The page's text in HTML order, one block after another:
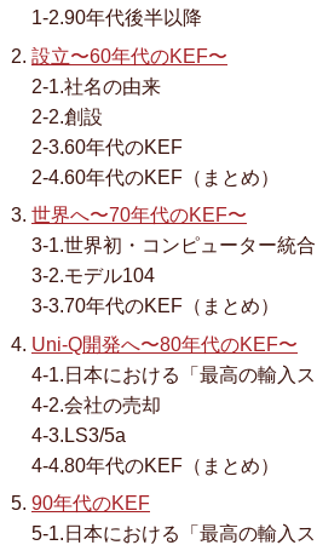
1-2.90年代後半以降
設立〜60年代のKEF〜
2-1.社名の由来
2-2.創設
2-3.60年代のKEF
2-4.60年代のKEF（まとめ）
世界へ〜70年代のKEF〜
3-1.世界初・コンピューター統
3-2.モデル104
3-3.70年代のKEF（まとめ）
Uni-Q開発へ〜80年代のKEF〜
4-1.日本における「最高の輸入ス
4-2.会社の売却
4-3.LS3/5a
4-4.80年代のKEF（まとめ）
90年代のKEF
5-1.日本における「最高の輸入ス